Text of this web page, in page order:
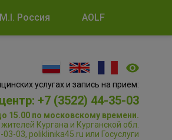
Россия AOLF
услугах и запись на прием:
+7 (3522) 44-35-03
15.00 по московскому времени.
Кургана и Курганской обл.
03, poliklinika45.ru или Госуслуги